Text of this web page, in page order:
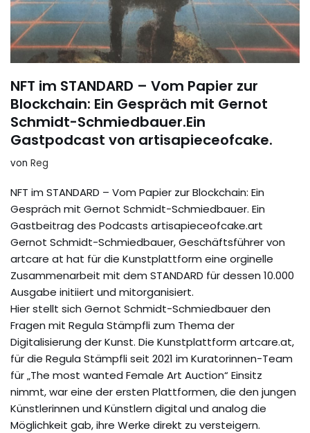
NFT im STANDARD – Vom Papier zur
Blockchain: Ein Gespräch mit Gernot
Schmidt-Schmiedbauer.Ein
Gastpodcast von artisapieceofcake.
von Reg
NFT im STANDARD – Vom Papier zur Blockchain: Ein
Gespräch mit Gernot Schmidt-Schmiedbauer. Ein
Gastbeitrag des Podcasts artisapieceofcake.art
Gernot Schmidt-Schmiedbauer, Geschäftsführer von
artcare at hat für die Kunstplattform eine orginelle
Zusammenarbeit mit dem STANDARD für dessen 10.000
Ausgabe initiiert und mitorganisiert.
Hier stellt sich Gernot Schmidt-Schmiedbauer den
Fragen mit Regula Stämpfli zum Thema der
Digitalisierung der Kunst. Die Kunstplattform artcare.at,
für die Regula Stämpfli seit 2021 im Kuratorinnen-Team
für „The most wanted Female Art Auction“ Einsitz
nimmt, war eine der ersten Plattformen, die den jungen
Künstlerinnen und Künstlern digital und analog die
Möglichkeit gab, ihre Werke direkt zu versteigern.